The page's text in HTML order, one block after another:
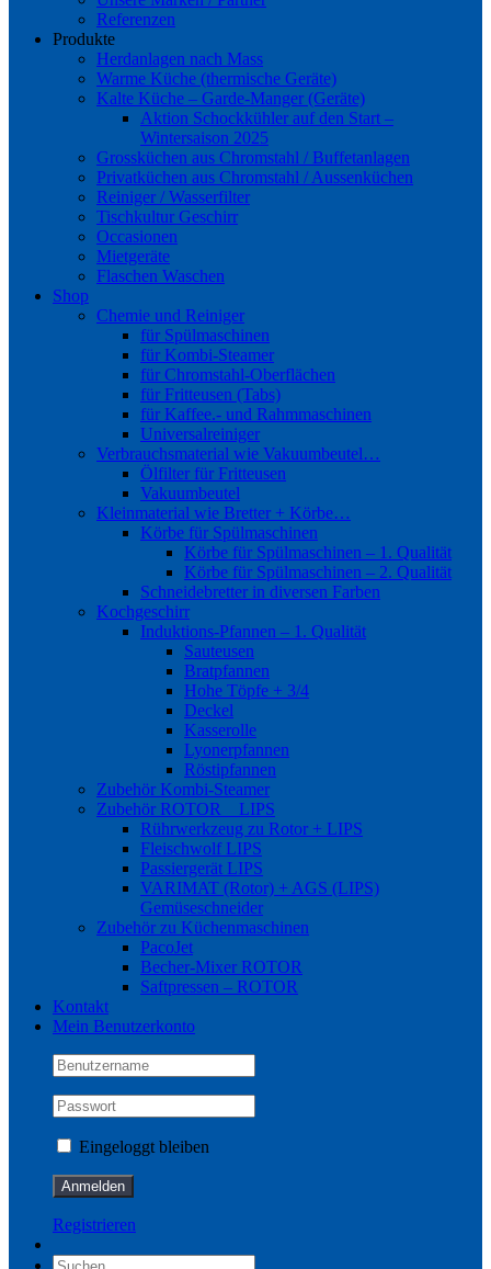
Referenzen
Produkte
Herdanlagen nach Mass
Warme Küche (thermische Geräte)
Kalte Küche – Garde-Manger (Geräte)
Aktion Schockkühler auf den Start –
Wintersaison 2025
Grossküchen aus Chromstahl / Buffetanlagen
Privatküchen aus Chromstahl / Aussenküchen
Reiniger / Wasserfilter
Tischkultur Geschirr
Occasionen
Mietgeräte
Flaschen Waschen
Shop
Chemie und Reiniger
für Spülmaschinen
für Kombi-Steamer
für Chromstahl-Oberflächen
für Fritteusen (Tabs)
für Kaffee.- und Rahmmaschinen
Universalreiniger
Verbrauchsmaterial wie Vakuumbeutel…
Ölfilter für Fritteusen
Vakuumbeutel
Kleinmaterial wie Bretter + Körbe…
Körbe für Spülmaschinen
Körbe für Spülmaschinen – 1. Qualität
Körbe für Spülmaschinen – 2. Qualität
Schneidebretter in diversen Farben
Kochgeschirr
Induktions-Pfannen – 1. Qualität
Sauteusen
Bratpfannen
Hohe Töpfe + 3/4
Deckel
Kasserolle
Lyonerpfannen
Röstipfannen
Zubehör Kombi-Steamer
Zubehör ROTOR _ LIPS
Rührwerkzeug zu Rotor + LIPS
Fleischwolf LIPS
Passiergerät LIPS
VARIMAT (Rotor) + AGS (LIPS)
Gemüseschneider
Zubehör zu Küchenmaschinen
PacoJet
Becher-Mixer ROTOR
Saftpressen – ROTOR
Kontakt
Mein Benutzerkonto
Eingeloggt bleiben
Registrieren
Suche